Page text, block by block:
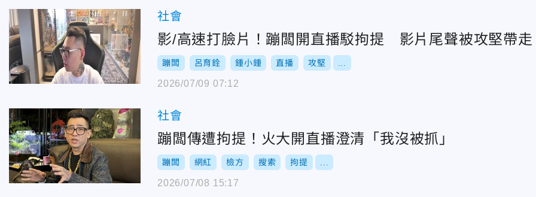
社會
影/高速打臉片！蹦闆開直播駁拘提 影片尾聲被攻堅帶走
蹦闆 呂育銓 鍾小鍾 直播 攻堅
2026/07/09 07:12
社會
蹦闆傳遭拘提！火大開直播澄清「我沒被抓」
蹦闆 網紅 檢方 搜索 拘提
2026/07/08 15:17